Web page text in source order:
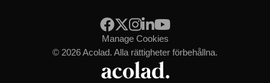
© 2026 Acolad. Alla rättigheter förbehållna.
Manage Cookies